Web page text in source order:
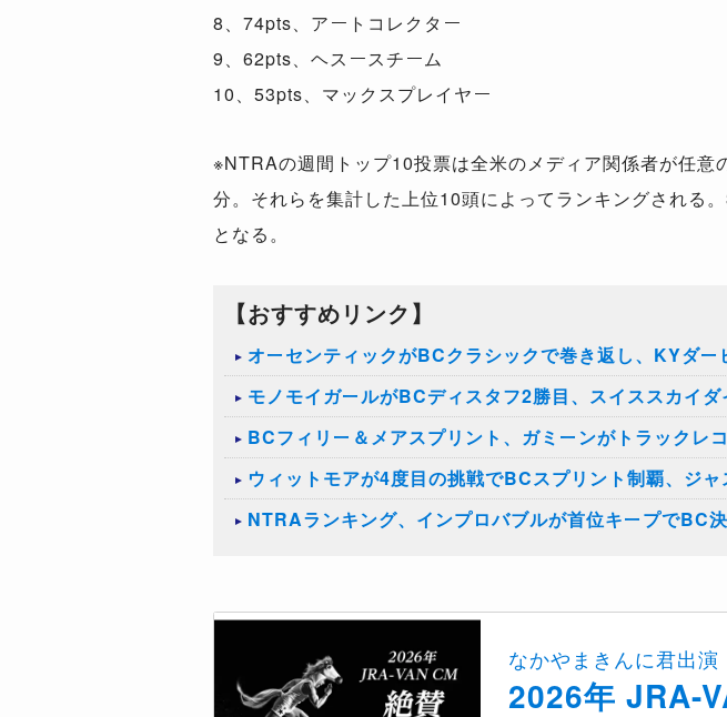
8、74pts、アートコレクター
9、62pts、ヘスースチーム
10、53pts、マックスプレイヤー
※NTRAの週間トップ10投票は全米のメディア関係者が任
分。それらを集計した上位10頭によってランキングされる
となる。
【おすすめリンク】
オーセンティックがBCクラシックで巻き返し、KYダー
モノモイガールがBCディスタフ2勝目、スイススカイ
BCフィリー＆メアスプリント、ガミーンがトラックレ
ウィットモアが4度目の挑戦でBCスプリント制覇、ジ
NTRAランキング、インプロバブルが首位キープでBC
なかやまきんに君出演
2026年 JRA-